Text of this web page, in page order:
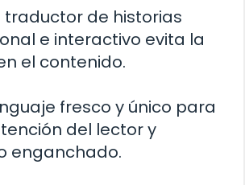
traductor de historias
e interactivo evita la
el contenido.
fresco y único para
del lector y
enganchado.